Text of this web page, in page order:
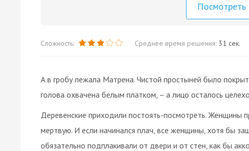
Посмотреть
Сложность: Среднее время решения: 31 сек.
А в гробу лежала Матрена. Чистой простыней было
голова охвачена белым платком, – а лицо осталось
Деревенские приходили постоять-посмотреть. Женщины
мертвую. И если начинался плач, все женщины, хотя бы
обязательно подплакивали от двери и от стен, как бы